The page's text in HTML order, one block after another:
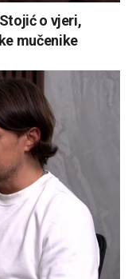
o vjeri,
mučenike